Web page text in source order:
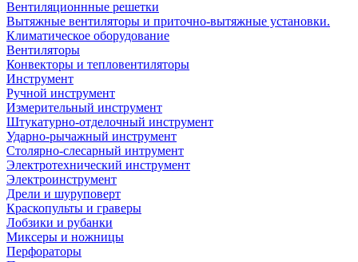
Вентиляционнные решетки
Вытяжные вентиляторы и приточно-вытяжные установки.
Климатическое оборудование
Вентиляторы
Конвекторы и тепловентиляторы
Инструмент
Ручной инструмент
Измерительный инструмент
Штукатурно-отделочный инструмент
Ударно-рычажный инструмент
Столярно-слесарный интрумент
Электротехнический инструмент
Электроинструмент
Дрели и шуруповерт
Краскопульты и граверы
Лобзики и рубанки
Миксеры и ножницы
Перфораторы